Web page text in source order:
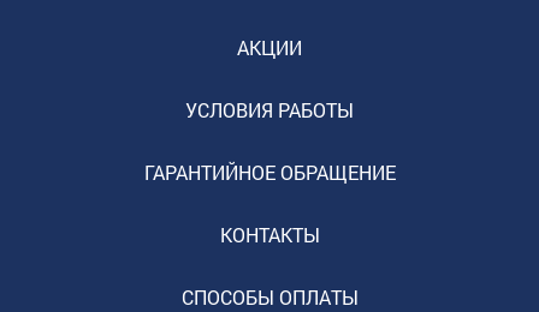
АКЦИИ
УСЛОВИЯ РАБОТЫ
ГАРАНТИЙНОЕ ОБРАЩЕНИЕ
КОНТАКТЫ
СПОСОБЫ ОПЛАТЫ